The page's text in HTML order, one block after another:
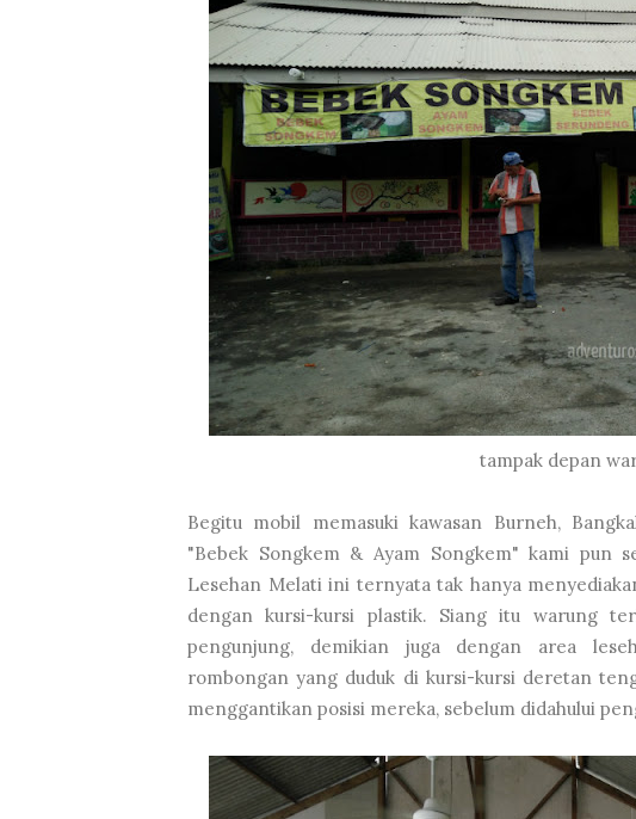
tampak depan
Begitu mobil memasuki kawasan Burneh,
"Bebek Songkem & Ayam Songkem" kami pun
Lesehan Melati ini ternyata tak hanya
dengan kursi-kursi plastik. Siang itu warung
pengunjung, demikian juga dengan area
rombongan yang duduk di kursi-kursi deretan
menggantikan posisi mereka, sebelum didahului